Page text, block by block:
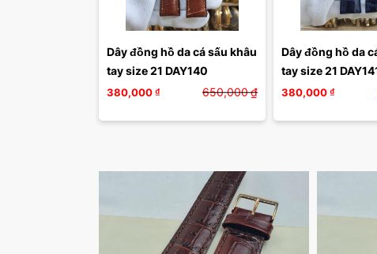
Dây đồng hồ da cá sấu khâu
tay size 21 DAY140
380,000 ₫ 650,000₫
Dây đồng hồ da
tay size 21
380,000₫